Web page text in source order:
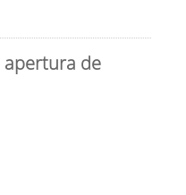
apertura de